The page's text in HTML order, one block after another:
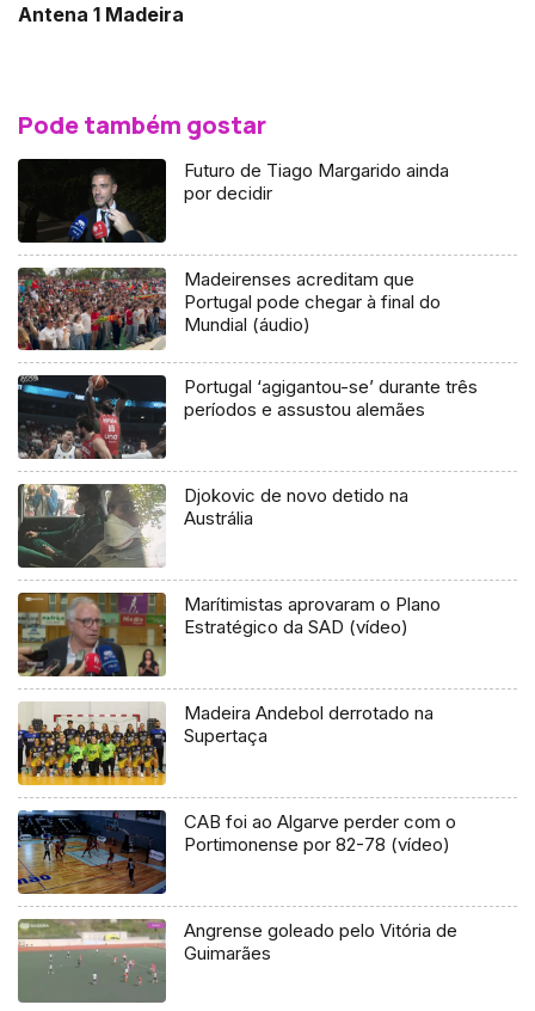
Antena 1 Madeira
Pode também gostar
Futuro de Tiago Margarido ainda
por decidir
Madeirenses acreditam que
Portugal pode chegar à final do
Mundial (áudio)
Portugal ‘agigantou-se’ durante três
períodos e assustou alemães
Djokovic de novo detido na
Austrália
Marítimistas aprovaram o Plano
Estratégico da SAD (vídeo)
Madeira Andebol derrotado na
Supertaça
CAB foi ao Algarve perder com o
Portimonense por 82-78 (vídeo)
Angrense goleado pelo Vitória de
Guimarães